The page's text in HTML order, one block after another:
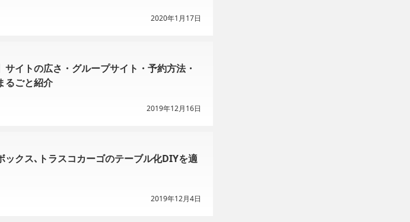
2020年1月17日
サイトの広さ・グループサイト・予約方法・
るごと紹介
2019年12月16日
ックス､トラスコカーゴのテーブル化DIYを適
2019年12月4日